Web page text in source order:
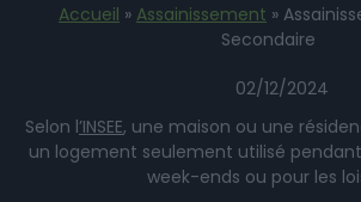
Accueil » Assainissement »
Secondaire
02/12/2024
Selon l’INSEE, une maison ou une
un logement seulement utilisé
week-ends ou pour les